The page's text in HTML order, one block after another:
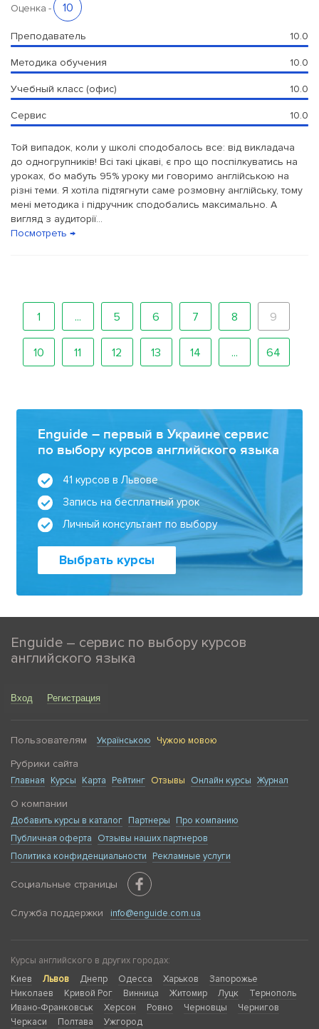
Оценка - 10
Преподаватель 10.0
Методика обучения 10.0
Учебный класс (офис) 10.0
Сервис 10.0
Той випадок, коли у школі сподобалось все: від викладача
до одногрупників! Всі такі цікаві, є про що поспілкуватись на
уроках, бо мабуть 95% уроку ми говоримо англійською на
різні теми. Я хотіла підтягнути саме розмовну англійську, тому
мені методика і підручник сподобались максимально. А
вигляд з аудиторії...
Посмотреть →
1 ... 5 6 7 8 9
10 11 12 13 14 ... 64
Enguide – первый в Украине сервис
по выбору курсов английского языка
41 курсов в Львове
Запись на бесплатный урок
Личный консультант по выбору
Выбрать курсы
Enguide – сервис по выбору курсов
английского языка
Вход Регистрация
Пользователям Українською Чужою мовою
Рубрики сайта
Главная Курсы Карта Рейтинг Отзывы Онлайн курсы Журнал
О компании
Добавить курсы в каталог Партнеры
Про компанию
Публичная оферта
Отзывы наших партнеров
Политика конфиденциальности
Рекламные услуги
Социальные страницы
Служба поддержки info@enguide.com.ua
Курсы английского в других городах:
Киев
Львов Днепр Одесса Харьков
Запорожье
Николаев
Кривой Рог Винница Житомир Луцк
Тернополь
Ивано-Франковськ
Херсон Ровно Черновцы
Чернигов
Черкаси
Полтава Ужгород